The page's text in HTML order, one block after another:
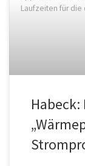
Laufzeiten für